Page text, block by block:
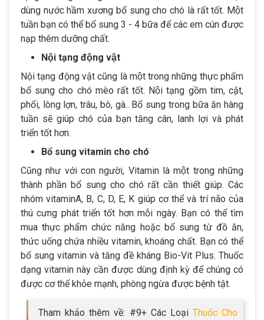
dùng nước hầm xương bổ sung cho chó là rất tốt. Một
tuần bạn có thể bổ sung 3 - 4 bữa để các em cún được
nạp thêm dưỡng chất.
Nội tạng động vật
Nội tạng động vật cũng là một trong những thực phẩm
bổ sung cho chó mèo rất tốt. Nội tạng gồm tim, cật,
phổi, lòng lợn, trâu, bò, gà.. Bổ sung trong bữa ăn hàng
tuần sẽ giúp chó của bạn tăng cân, lanh lợi và phát
triển tốt hơn.
Bổ sung vitamin cho chó
Cũng như với con người, Vitamin là một trong những
thành phần bổ sung cho chó rất cần thiết giúp. Các
nhóm vitaminA, B, C, D, E, K giúp cơ thể và trí não của
thú cưng phát triển tốt hơn mỗi ngày. Bạn có thể tìm
mua thực phẩm chức năng hoặc bổ sung từ đồ ăn,
thức uống chứa nhiều vitamin, khoáng chất. Bạn có thể
bổ sung vitamin và tăng đề kháng Bio-Vit Plus. Thuốc
dạng vitamin này cần được dùng định kỳ để chúng có
được cơ thể khỏe mạnh, phòng ngừa được bệnh tật.
Tham khảo thêm về: #9+ Các Loại Thuốc Cho